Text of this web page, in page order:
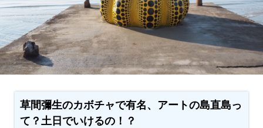
草間彌生のカボチャで有名、アートの島直島っ
て？土日でいけるの！？